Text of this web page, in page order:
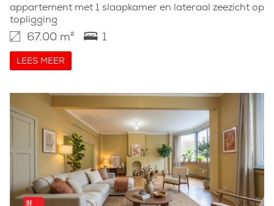
appartement met 1 slaapkamer en lateraal zeezicht op
topligging
67.00 m² 1
LEES MEER